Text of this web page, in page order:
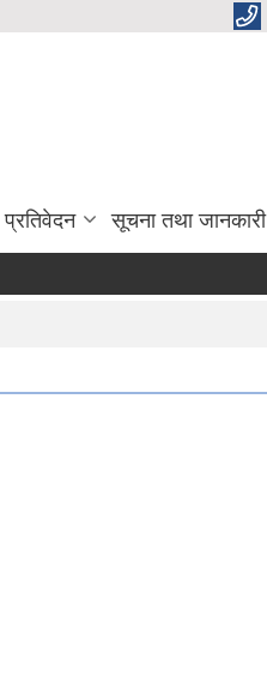
प्रतिवेदन सूचना तथा जानकारी